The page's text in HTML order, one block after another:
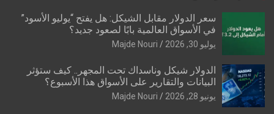
سعر الدولار مقابل الشيكل: هل يفتح “يوليو الأسود”
في الأسواق العالمية بابًا لصعود جديد؟
يوليو 30, 2026 Majde Nouri
الدولار شيكل وناسداك تحت المجهر.. كيف ستؤثر
البيانات والتقارير على الأسواق هذا الأسبوع؟
يونيو 28, 2026 Majde Nouri